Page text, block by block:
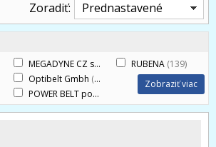
Zoradiť: Prednastavené
(1)
(1)
MEGADYNE CZ s.r.o.
(1109)
Optibelt Gmbh (938)
POWER BELT pohonné mechanizmy s.r.o.(3)
RUBENA (139)
Zobraziť viac